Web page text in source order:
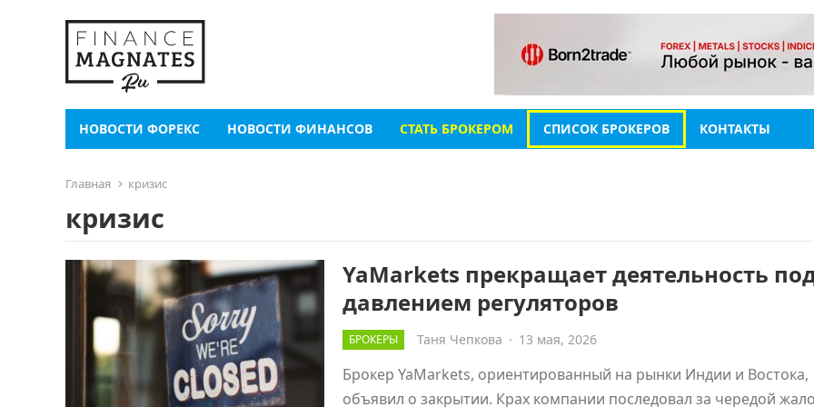
НОВОСТИ ФОРЕКС НОВОСТИ ФИНАНСОВ СТАТЬ БРОКЕРОМ СПИСОК БРОКЕРОВ КОНТАКТЫ
Главная кризис
кризис
YaMarkets прекращает деятельность
давлением регуляторов
БРОКЕРЫ Таня Чепкова · 13 мая, 2026
Брокер YaMarkets, ориентированный на рынки Индии и Востока,
объявил о закрытии. Крах компании последовал за чередой